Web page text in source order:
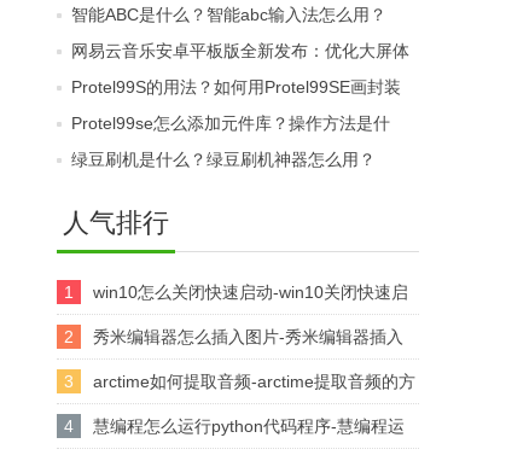
收藏夹？
器中添加插件？
智能ABC是什么？智能abc输入法怎么用？
网易云音乐安卓平板版全新发布：优化大屏体
验，带来沉浸式播放享受
Protel99S的用法？如何用Protel99SE画封装
库？Protel99se怎么添加元件库？操作方法是什
么？绿豆刷机是什么？绿豆刷机神器怎么用？
人气排行
1 win10怎么关闭快速启动-win10关闭快速启
动的方法
2 秀米编辑器怎么插入图片-秀米编辑器插入
图片的方法
3 arctime如何提取音频-arctime提取音频的方
法介绍
4 慧编程怎么运行python代码程序-慧编程运